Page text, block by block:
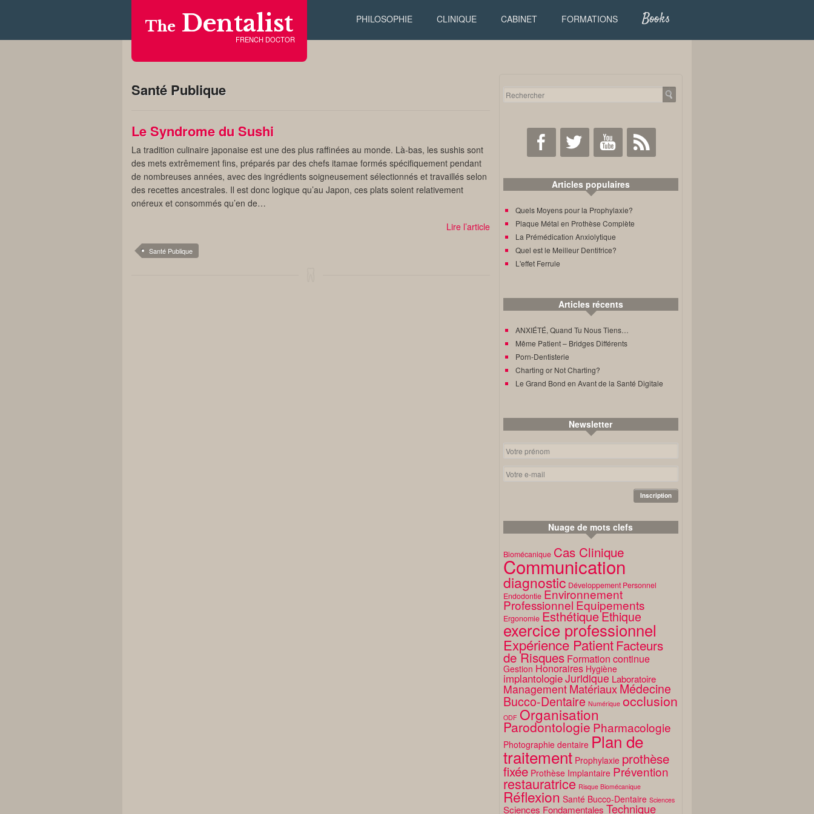
The Dentalist
FRENCH DOCTOR
PHILOSOPHIE CLINIQUE CABINET FORMATIONS Books
Santé Publique
Le Syndrome du Sushi
La tradition culinaire japonaise est une des plus raffinées au monde. Là-bas, les sushis sont
des mets extrêmement fins, préparés par des chefs itamae formés spécifiquement pendant
de nombreuses années, avec des ingrédients soigneusement sélectionnés et travaillés selon
des recettes ancestrales. Il est donc logique qu’au Japon, ces plats soient relativement
onéreux et consommés qu’en de…
Lire l’article
Santé Publique
Facebook Twitter Youtube
Articles populaires
Quels Moyens pour la Prophylaxie?
Plaque Métal en Prothèse Complète
La Prémédication Anxiolytique
Quel est le Meilleur Dentifrice?
L'effet Ferrule
Articles récents
ANXIÉTÉ, Quand Tu Nous Tiens…
Même Patient – Bridges Différents
Porn-Dentisterie
Charting or Not Charting?
Le Grand Bond en Avant de la Santé Digitale
Newsletter
Nuage de mots clefs
Biomécanique Cas Clinique
Communication
diagnostic Développement Personnel
Endodontie Environnement
Professionnel Equipements
Ergonomie EsthétiqueEthique
exercice professionnel
Expérience PatientFacteurs
de Risques Formation continue
Gestion Honoraires Hygiène
implantologieJuridique Laboratoire
Management Matériaux Médecine
Bucco-Dentaire Numérique occlusion
ODF Organisation
Parodontologie Pharmacologie
Photographie dentaire Plan de
traitement Prophylaxie prothèse
fixée Prothèse Implantaire Prévention
restauratrice Risque Biomécanique
Réflexion Santé Bucco-Dentaire Sciences
Sciences Fondamentales Technique